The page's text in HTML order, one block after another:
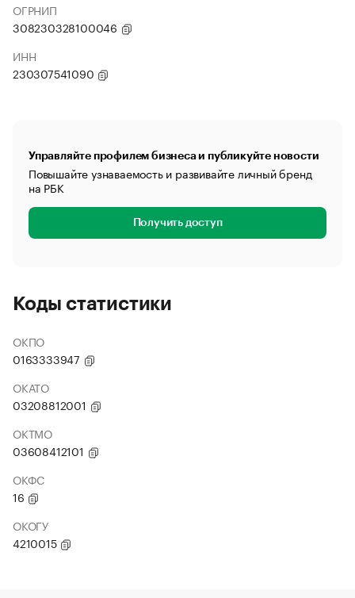
ОГРНИП
308230328100046
ИНН
230307541090
Управляйте профилем бизнеса и публикуйте новости
Повышайте узнаваемость и развивайте личный бренд
на РБК
Получить доступ
Коды статистики
ОКПО
0163333947
ОКАТО
03208812001
ОКТМО
03608412101
ОКФС
16
ОКОГУ
4210015